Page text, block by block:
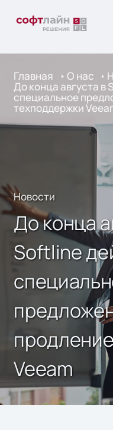
Главная О нас
До конца августа в
специальное
техподдержки
Новости
До конца
Softline
Veeam